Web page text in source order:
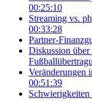
00:25:10
Streaming vs.
00:33:28
Partner-
Diskussion über
Veränderungen
00:51:39